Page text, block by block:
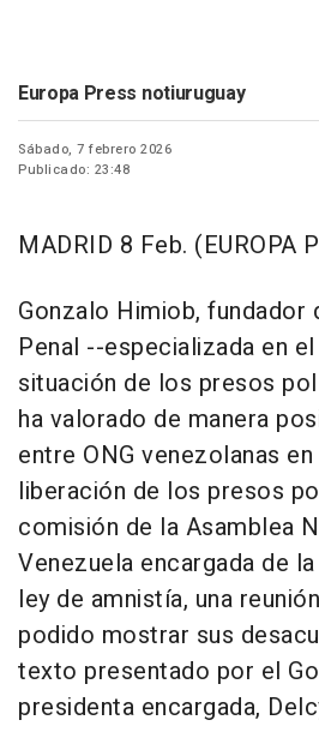
Europa Press notiuruguay
Sábado, 7 febrero 2026
Publicado: 23:48
MADRID 8 Feb. (EUROPA
Gonzalo Himiob, fundador
Penal --especializada en
situación de los presos
ha valorado de manera
entre ONG venezolanas
liberación de los presos
comisión de la Asamblea
Venezuela encargada de
ley de amnistía, una
podido mostrar sus
texto presentado por el
presidenta encargada,